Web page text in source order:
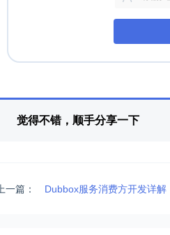
觉得不错，顺手分享一下
上一篇： Dubbox服务消费方开发详解